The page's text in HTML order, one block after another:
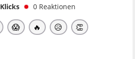
0 Reaktionen
😱 🔥 😥 👏